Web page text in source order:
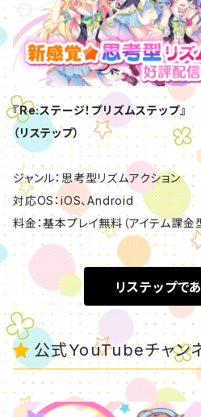
『Re:ステージ！プリズムステップ』
（リステップ）
ジャンル：思考型リズムアクション
対応OS：iOS、Android
料金：基本プレイ無料（アイテム課金
リステップで
公式YouTubeチャン